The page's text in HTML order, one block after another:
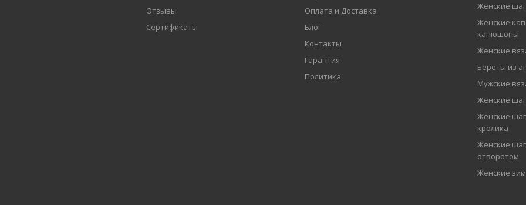
Отзывы
Сертификаты
Оплата и Доставка
Блог
Контакты
Гарантия
Политика
Женские
Женские
капюшоны
Женские
Береты из
Мужские
Женские
Женские
кролика
Женские
отворотом
Женские